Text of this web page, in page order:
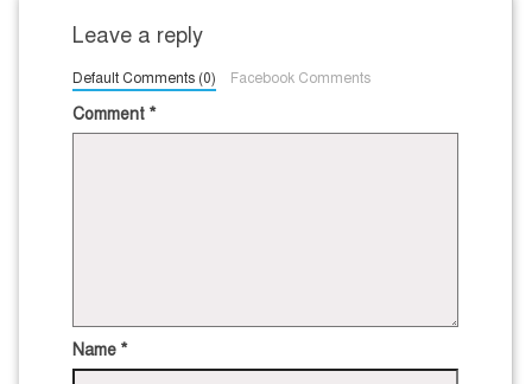
Leave a reply
Default Comments (0) Facebook Comments
Comment *
Name *